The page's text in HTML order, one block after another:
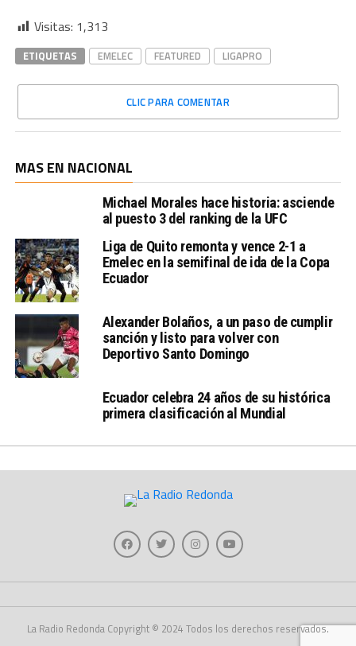
Visitas: 1,313
ETIQUETAS EMELEC FEATURED LIGAPRO
CLIC PARA COMENTAR
MAS EN NACIONAL
Michael Morales hace historia: asciende
al puesto 3 del ranking de la UFC
Liga de Quito remonta y vence 2-1 a
Emelec en la semifinal de ida de la Copa
Ecuador
Alexander Bolaños, a un paso de cumplir
sanción y listo para volver con
Deportivo Santo Domingo
Ecuador celebra 24 años de su histórica
primera clasificación al Mundial
La Radio Redonda Copyright © 2024 Todos los derechos reservados.